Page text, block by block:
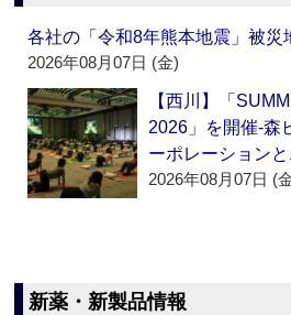
各社の「令和8年熊本地震」被災
2026年08月07日 (金)
【西川】「
2026」を開催‐森
ーポレーション
2026年08月07日 (
新薬・新製品情報